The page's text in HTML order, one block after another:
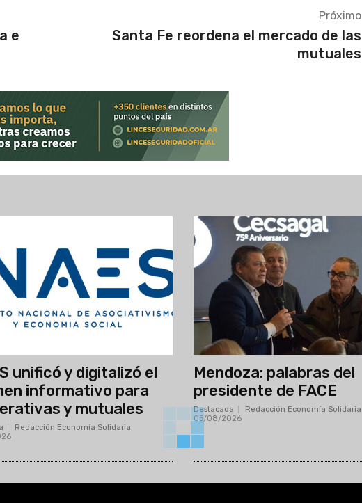
e
Próximo
Santa Fe reordena el mercado de las
mutuales
unificó y digitalizó el
informativo para
y mutuales
Redacción Economía Solidaria
Mendoza: palabras del
presidente de FACE
Destacada Redacción Economía Solidaria
05/08/2026